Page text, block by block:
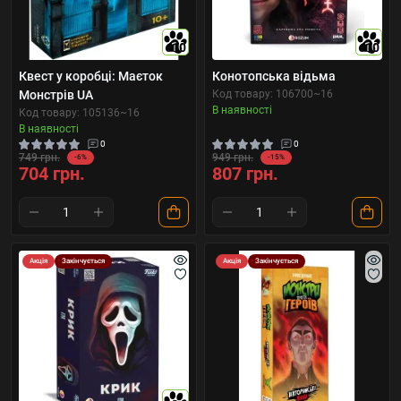
10
Квест у коробці: Маєток
Монстрів UA
Код товару: 105136~16
В наявності
0
749 грн. -6%
704 грн.
10
Конотопська відьма
Код товару: 106700~16
В наявності
0
949 грн. -15%
807 грн.
Акція Закінчується Акція Закінчується